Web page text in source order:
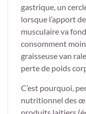
gastrique, un
lorsque l’apport
musculaire va
consomment
graisseuse van
perte de poids
C’est pourquoi,
nutritionnel des